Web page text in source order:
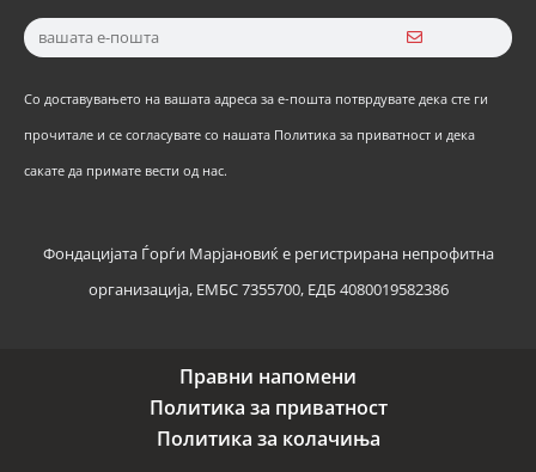
Со доставувањето на вашата адреса за е-пошта потврдувате дека сте ги
прочитале и се согласувате со нашата Политика за приватност и дека
сакате да примате вести од нас.
Фондацијата Ѓорѓи Марјановиќ е регистрирана непрофитна
организација, ЕМБС 7355700, ЕДБ 4080019582386
Правни напомени
Политика за приватност
Политика за колачиња